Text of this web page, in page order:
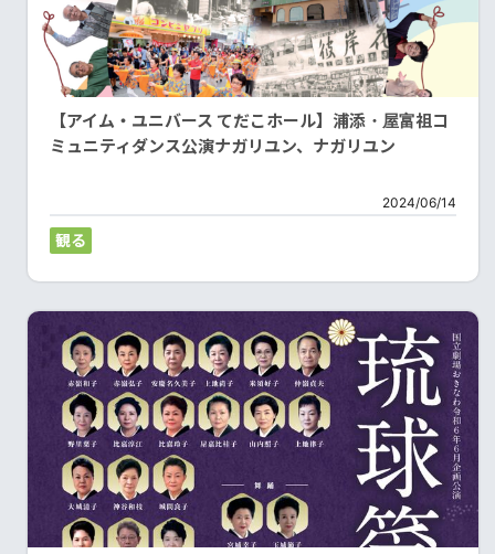
【アイム・ユニバース てだこホール】浦添・屋富祖コ
ミュニティダンス公演ナガリユン、ナガリユン
2024/06/14
観る